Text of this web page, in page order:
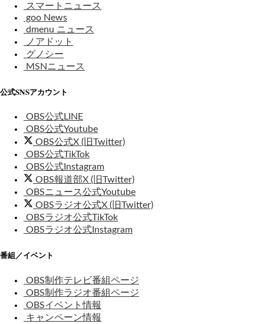
スマートニュース
goo News
dmenu ニュース
ノアドット
グノシー
MSNニュース
公式SNSアカウント
OBS公式LINE
OBS公式Youtube
OBS公式X (旧Twitter)
OBS公式TikTok
OBS公式Instagram
OBS報道部X (旧Twitter)
OBSニュース公式Youtube
OBSラジオ公式X (旧Twitter)
OBSラジオ公式TikTok
OBSラジオ公式Instagram
番組／イベント
OBS制作テレビ番組ページ
OBS制作ラジオ番組ページ
OBSイベント情報
キャンペーン情報